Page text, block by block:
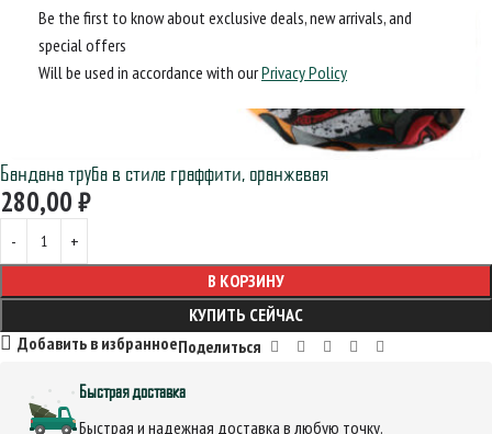
Be the first to know about exclusive deals, new arrivals, and
special offers
Will be used in accordance with ourPrivacy Policy
Бандана труба в стиле граффити, оранжевая
280,00₽
В КОРЗИНУ
КУПИТЬ СЕЙЧАС
Добавить в избранноеПоделиться
Быстрая доставка
Быстрая и надежная доставка в любую точку.